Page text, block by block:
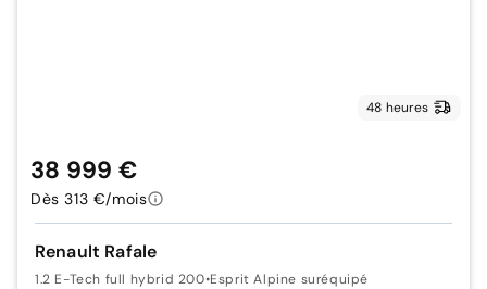
48 heures
Renault Rafale
1.2 E-Tech full hybrid 200•Esprit Alpine suréquipé
38 999 €
Dès 313 €/mois